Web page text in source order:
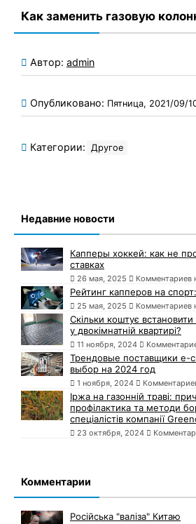
Как заменить газовую
Автор: admin
Опубликовано: Пятница, 2021/09/
Категории: Другое
Недавние новости
Капперы хоккей: как не
ставках
26 мая, 2025 Комментариев
Рейтинг капперов на
25 мая, 2025 Комментариев
Скільки коштує встановити
у двокімнатній квартирі?
11 ноября, 2024
Трендовые поставщики e-
выбор на 2024 год
1 ноября, 2024
Іржа на газонній траві:
профілактика та методи
спеціалістів компанії
23 октября, 2024
Комментарии
Російська "валіза" Китаю